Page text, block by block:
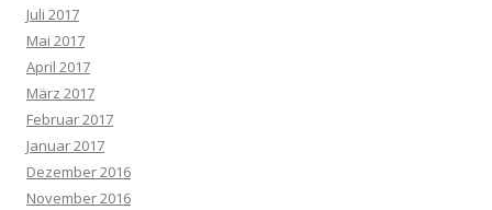
Juli 2017
Mai 2017
April 2017
März 2017
Februar 2017
Januar 2017
Dezember 2016
November 2016